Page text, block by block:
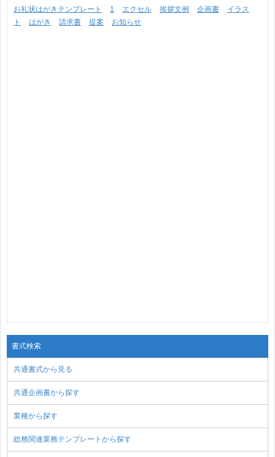
お礼状はがきテンプレート 1 エクセル 挨拶文例 企画書
イラス
ト
はがき 請求書 提案 お知らせ
書式検索
共通書式から見る
共通企画書から探す
業種から探す
総務関連業務テンプレートから探す